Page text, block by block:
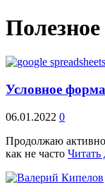
Полезное
Условное
06.01.2022 0
Продолжаю
как не часто Читать